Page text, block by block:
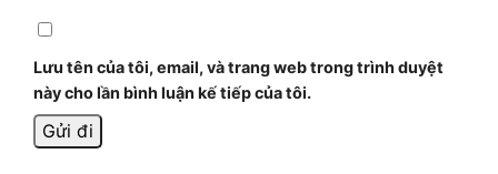
Lưu tên của tôi, email, và trang web trong trình duyệt
này cho lần bình luận kế tiếp của tôi.